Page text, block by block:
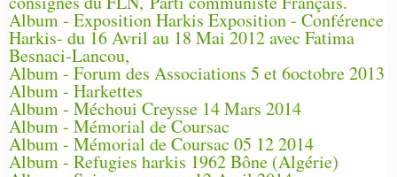
Album - Exposition Harkis Exposition - Conférence
Harkis- du 16 Avril au 18 Mai 2012 avec Fatima
Besnaci-Lancou,
Album - Forum des Associations 5 et 6octobre 2013
Album - Harkettes
Album - Méchoui Creysse 14 Mars 2014
Album - Mémorial de Coursac
Album - Mémorial de Coursac 05 12 2014
Album - Refugies harkis 1962 Bône (Algérie)